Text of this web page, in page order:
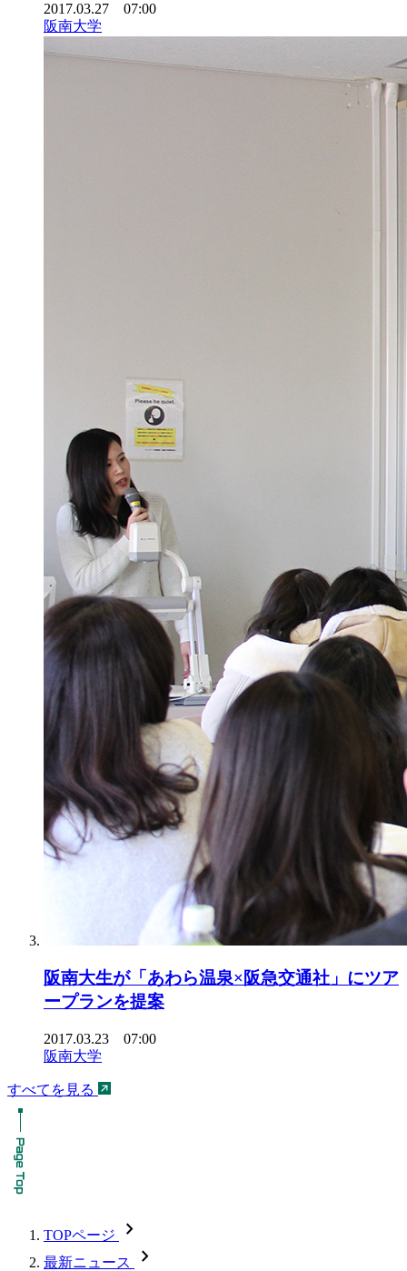
2017.03.27 07:00
阪南大学
阪南大生が「あわら温泉×阪急交通社」にツア
ープランを提案
2017.03.23 07:00
阪南大学
すべてを見る
TOPページ chevron_forward
最新ニュース chevron_forward